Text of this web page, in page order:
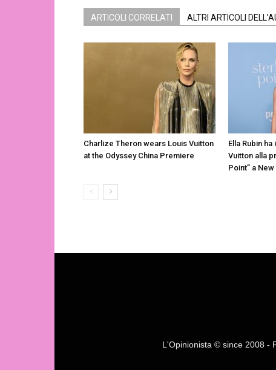
ARTICOLI CORRELATI ALTRI ARTICOLI
Charlize Theron wears Louis Vuitton
at the Odyssey China Premiere
Ella Rubin
Vuitton alla
Point” a
L'Opinionista © since 2008 -